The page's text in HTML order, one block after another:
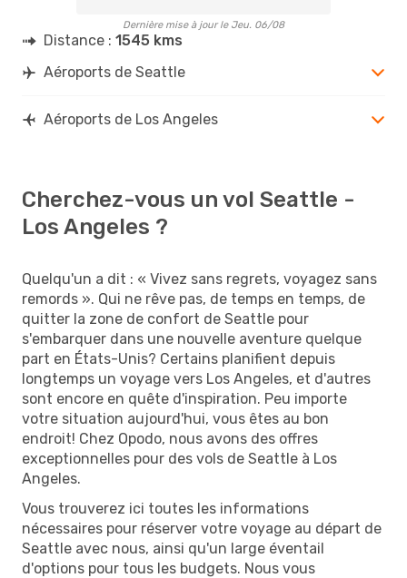
Dernière mise à jour le Jeu. 06/08
Distance : 1545 kms
Aéroports de Seattle
Aéroports de Los Angeles
Cherchez-vous un vol Seattle -
Los Angeles ?
Quelqu'un a dit : « Vivez sans regrets, voyagez sans
remords ». Qui ne rêve pas, de temps en temps, de
quitter la zone de confort de Seattle pour
s'embarquer dans une nouvelle aventure quelque
part en États-Unis? Certains planifient depuis
longtemps un voyage vers Los Angeles, et d'autres
sont encore en quête d'inspiration. Peu importe
votre situation aujourd'hui, vous êtes au bon
endroit! Chez Opodo, nous avons des offres
exceptionnelles pour des vols de Seattle à Los
Angeles.
Vous trouverez ici toutes les informations
nécessaires pour réserver votre voyage au départ de
Seattle avec nous, ainsi qu'un large éventail
d'options pour tous les budgets. Nous vous